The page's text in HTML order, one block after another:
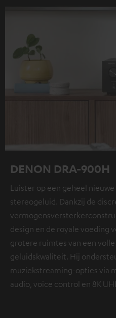
DENON DRA-900H
Luister op een geheel
stereogeluid. Dankzij de
design en de royale voeding
grotere ruimtes van een
geluidskwaliteit. Hij
muziekstreaming-opties via
audio, voice control en 8K